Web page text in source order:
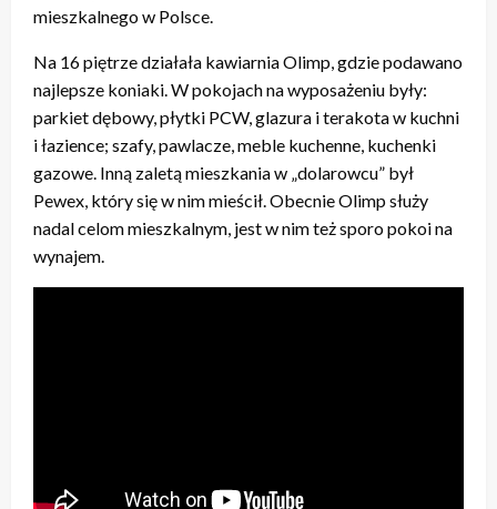
mieszkalnego w Polsce.
Na 16 piętrze działała kawiarnia Olimp, gdzie podawano
najlepsze koniaki. W pokojach na wyposażeniu były:
parkiet dębowy, płytki PCW, glazura i terakota w kuchni
i łazience; szafy, pawlacze, meble kuchenne, kuchenki
gazowe. Inną zaletą mieszkania w „dolarowcu” był
Pewex, który się w nim mieścił. Obecnie Olimp służy
nadal celom mieszkalnym, jest w nim też sporo pokoi na
wynajem.